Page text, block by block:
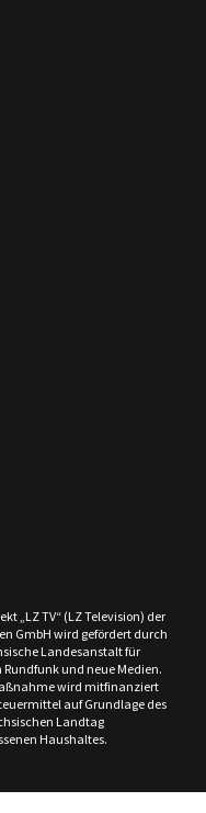
„LZ TV“ (LZ Television) der
GmbH wird gefördert durch
Landesanstalt für
Rundfunk und neue Medien.
wird mitfinanziert
auf Grundlage des
Landtag
Haushaltes.